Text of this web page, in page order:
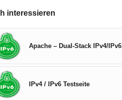
interessieren
Apache – Dual-Stack IPv4/IPv6
IPv4 / IPv6 Testseite